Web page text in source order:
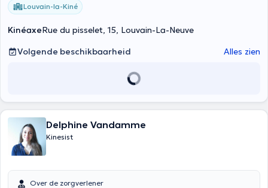
Louvain-la-Kiné
KinéaxeRue du pisselet, 15, Louvain-La-Neuve
Volgende beschikbaarheid
Alles zien
Delphine Vandamme
Kinesist
Over de zorgverlener